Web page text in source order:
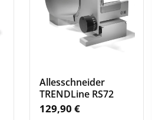
Allesschneider
TRENDLine RS72
129,90 €